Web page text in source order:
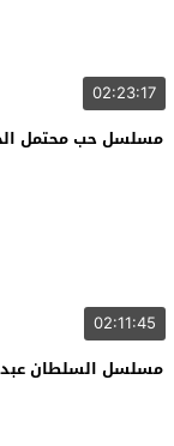
02:23:17
مسلسل حب محتمل
02:11:45
مسلسل السلطان عبد